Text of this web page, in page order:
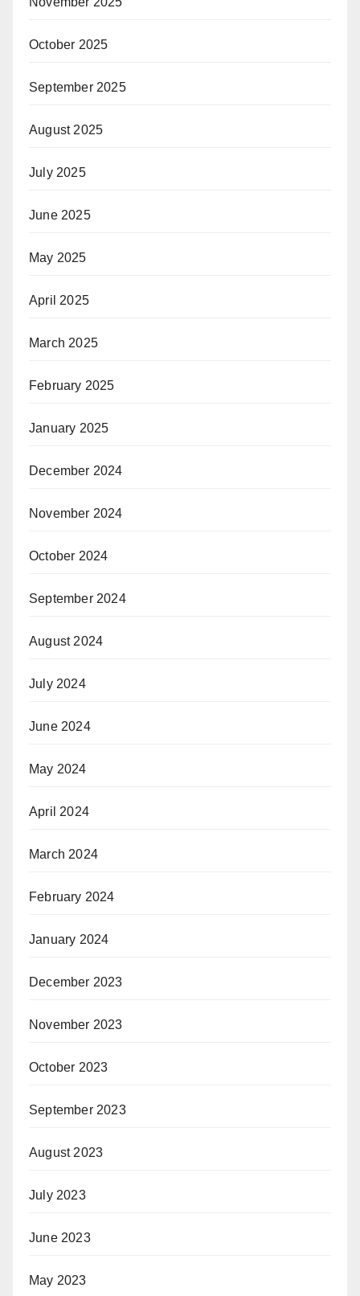
October 2025
September 2025
August 2025
July 2025
June 2025
May 2025
April 2025
March 2025
February 2025
January 2025
December 2024
November 2024
October 2024
September 2024
August 2024
July 2024
June 2024
May 2024
April 2024
March 2024
February 2024
January 2024
December 2023
November 2023
October 2023
September 2023
August 2023
July 2023
June 2023
May 2023